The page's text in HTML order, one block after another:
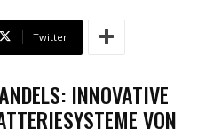
Twitter
INNOVATIVE
VON